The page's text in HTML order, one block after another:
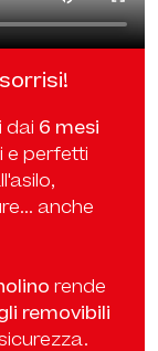
dai 6 mesi
e perfetti
anche
rende
removibili